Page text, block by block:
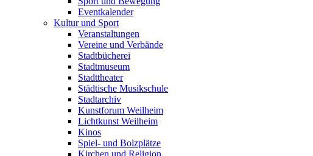
Eventkalender
Kultur und Sport
Veranstaltungen
Vereine und Verbände
Stadtbücherei
Stadtmuseum
Stadttheater
Städtische Musikschule
Stadtarchiv
Kunstforum Weilheim
Lichtkunst Weilheim
Kinos
Spiel- und Bolzplätze
Kirchen und Religion